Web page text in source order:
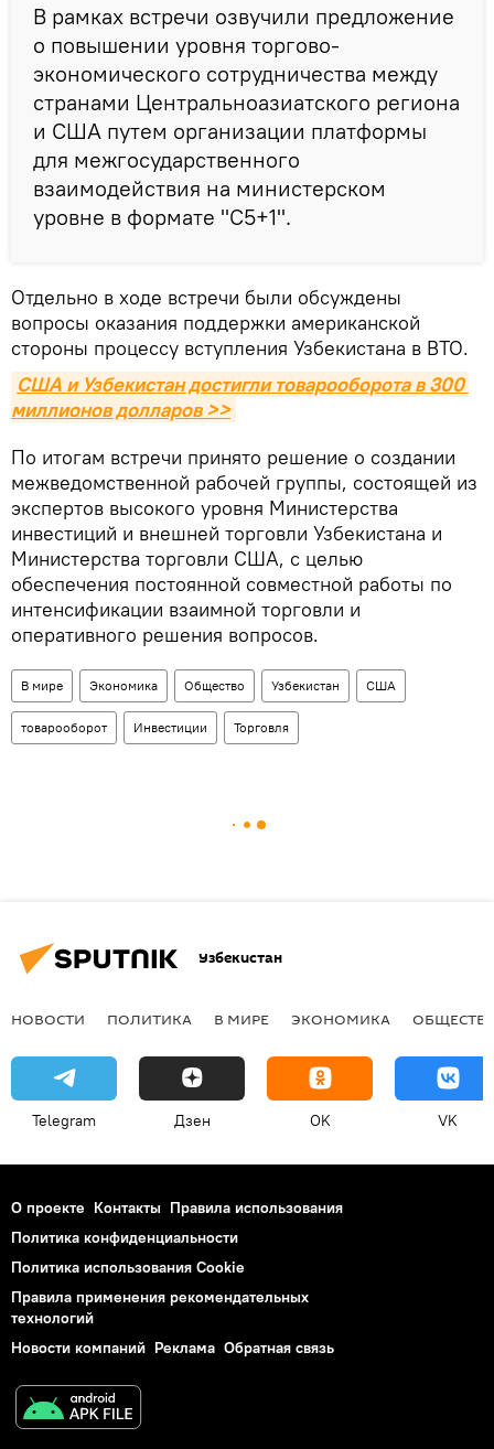
В рамках встречи озвучили предложение
о повышении уровня торгово-
экономического сотрудничества между
странами Центральноазиатского региона
и США путем организации платформы
для межгосударственного
взаимодействия на министерском
уровне в формате "C5+1".
Отдельно в ходе встречи были обсуждены
вопросы оказания поддержки американской
стороны процессу вступления Узбекистана в ВТО.
США и Узбекистан достигли товарооборота в 300
миллионов долларов >>
По итогам встречи принято решение о создании
межведомственной рабочей группы, состоящей из
экспертов высокого уровня Министерства
инвестиций и внешней торговли Узбекистана и
Министерства торговли США, с целью
обеспечения постоянной совместной работы по
интенсификации взаимной торговли и
оперативного решения вопросов.
В мире Экономика Общество Узбекистан США
товарооборот Инвестиции Торговля
Узбекистан
НОВОСТИ ПОЛИТИКА В МИРЕ ЭКОНОМИКА
Telegram Дзен OK VK
О проекте Контакты Правила использования
Политика конфиденциальности
Политика использования Cookie
Правила применения рекомендательных
технологий
Новости компаний Реклама Обратная связь